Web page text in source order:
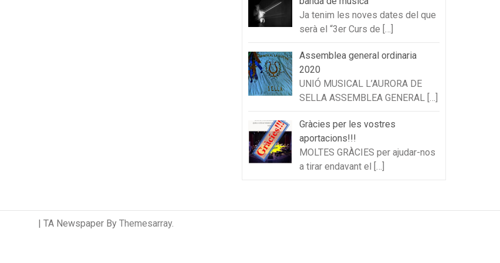
Ja tenim les noves dates del que
serà el “3er Curs de […]
Assemblea general ordinaria
2020
UNIÓ MUSICAL L’AURORA DE
SELLA ASSEMBLEA GENERAL […]
Gràcies per les vostres
aportacions!!!
MOLTES GRÀCIES per ajudar-nos
a tirar endavant el […]
| TA Newspaper By Themesarray.